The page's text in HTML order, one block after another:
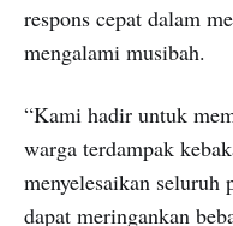
respons cepat dalam
mengalami musibah.
“Kami hadir untuk
warga terdampak
menyelesaikan seluruh
dapat meringankan